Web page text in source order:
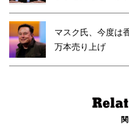
マスク氏、今度は
万本売り上げ